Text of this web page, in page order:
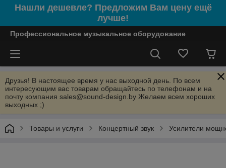
Нашли дешевле? Предложим Вам цену ещё
лучше!
Профессиональное музыкальное оборудование
Друзья! В настоящее время у нас выходной день. По всем
интересующим вас товарам обращайтесь по телефонам и на
почту компания sales@sound-design.by Желаем всем хороших
выходных ;)
Товары и услуги Концертный звук Усилители